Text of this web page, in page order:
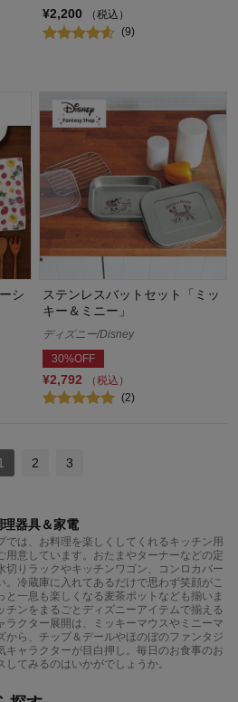
¥2,200
（税込）
(9)
シ
ステンレスバットセット「ミッ
キー＆ミニー」
ディズニー/Disney
30%OFF
¥2,792
（税込）
(2)
2 3
器具＆家電
では、お料理を楽しくしてくれるキッチン用
用意しています。おたまやターナーなどの定
切りラックやキッチンワゴン、コンロカバー
冷蔵庫に入れてあるだけで思わず笑顔がこ
一息も楽しくなる麦茶ポットなども揃いま
チンをまるごとディズニーアイテムで揃える
ラクター展開は、ミッキーマウスやミニーマ
から、チップ＆デールやほのぼのファンタジ
キャラクターが目白押し。毎日のお食事のお
てみるのはいかがでしょうか。